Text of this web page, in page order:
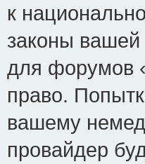
к
законы вашей
для форумов
право.
вашему
провайдер